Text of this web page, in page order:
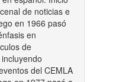
de noticias e
en 1966 pasó
en
de
del CEMLA